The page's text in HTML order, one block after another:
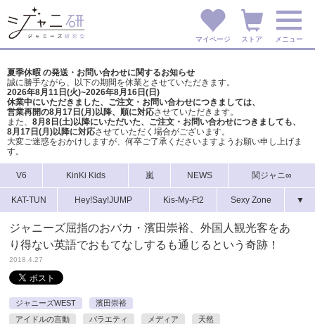
マイページ ストア メニュー
夏季休暇 の発送・お問い合わせに関するお知らせ
誠に勝手ながら、以下の期間を休業とさせていただきます。
2026年8月11日(火)~2026年8月16日(日)
休業中にいただきました、ご注文・お問い合わせにつきましては、
営業再開の8月17日(月)以降、順に対応させていただきます。
また、 8月8日(土)以降にいただいた、ご注文・ お問い合わせにつきましても、
8月17日(月)以降に対応させていただく場合がございます。
大変ご迷惑をおかけしますが、 何卒ご了承くださいますようお願い申し上げま
す。
V6 KinKi Kids 嵐 NEWS 関ジャニ∞
KAT-TUN Hey!Say!JUMP Kis-My-Ft2 Sexy Zone ▼
ジャニーズ屈指のおバカ・濱田崇裕、外国人観光客をあ
り得ない英語でおもてなしするも通じるという奇跡！
2018.4.27
ジャニーズWEST
濱田崇裕
アイドルの言動
バラエティ メディア 天然